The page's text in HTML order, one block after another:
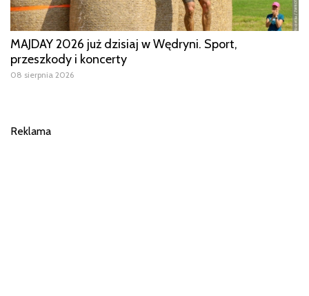
MAJDAY 2026 już dzisiaj w Wędryni. Sport,
przeszkody i koncerty
08 sierpnia 2026
Reklama